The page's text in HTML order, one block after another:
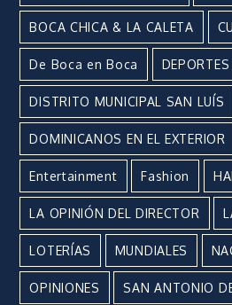
BOCA CHICA & LA CALETA
De Boca en Boca DEPORTES
DISTRITO MUNICIPAL SAN LUÍS
DOMINICANOS EN EL EXTERIOR
Entertainment Fashion
LA OPINIÓN DEL DIRECTOR
LOTERÍAS MUNDIALES
OPINIONES SAN ANTONIO